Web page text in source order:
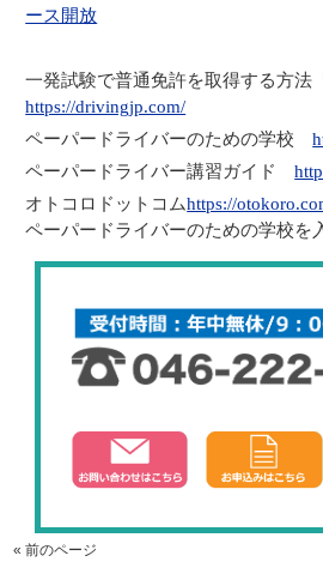
ース開放
一発試験で普通免許を取得する方
https://drivingjp.com/
ペーパードライバーのための学校
ペーパードライバー講習ガイド
オトコロドットコムhttps://
ペーパードライバーのための学校を
« 前のページ